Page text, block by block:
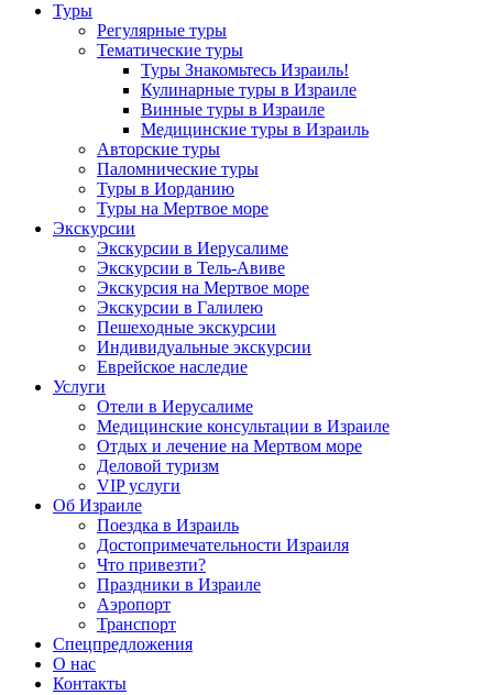
Туры
Регулярные туры
Тематические туры
Туры Знакомьтесь Израиль!
Кулинарные туры в Израиле
Винные туры в Израиле
Медицинские туры в Израиль
Авторские туры
Паломнические туры
Туры в Иорданию
Туры на Мертвое море
Экскурсии
Экскурсии в Иерусалиме
Экскурсии в Тель-Авиве
Экскурсия на Мертвое море
Экскурсии в Галилею
Пешеходные экскурсии
Индивидуальные экскурсии
Еврейское наследие
Услуги
Отели в Иерусалиме
Медицинские консультации в Израиле
Отдых и лечение на Мертвом море
Деловой туризм
VIP услуги
Об Израиле
Поездка в Израиль
Достопримечательности Израиля
Что привезти?
Праздники в Израиле
Аэропорт
Транспорт
Спецпредложения
О нас
Контакты